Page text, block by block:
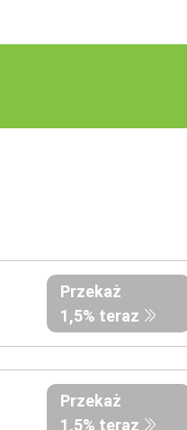
Przekaż
1,5% teraz
Przekaż
1,5% teraz